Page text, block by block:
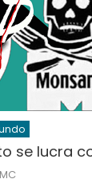
se lucra
Author
MC